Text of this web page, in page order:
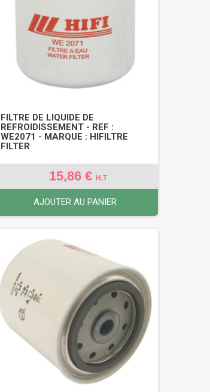
FILTRE DE LIQUIDE DE
REFROIDISSEMENT - REF :
WE2071 - MARQUE : HIFILTRE
FILTER
15,86 €H.T
AJOUTER AU PANIER